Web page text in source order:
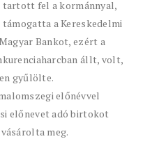
fel a kormánnyal,
a Kereskedelmi
Bankot, ezért a
állt, volt,
gyűlölte.
előnévvel
előnevet adó birtokot
meg.